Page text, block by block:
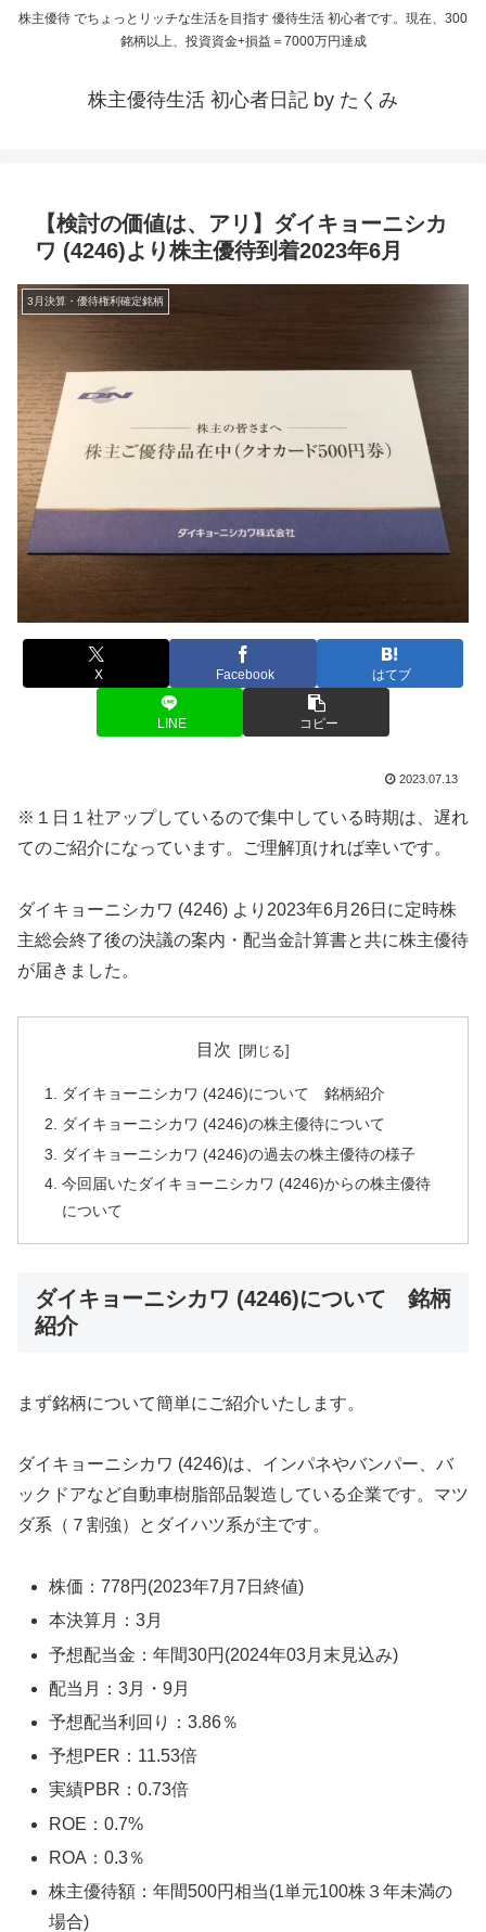
株主優待 でちょっとリッチな生活を目指す 優待生活 初心者です。現在、300
銘柄以上、投資資金+損益＝7000万円達成
株主優待生活 初心者日記 by たくみ
【検討の価値は、アリ】ダイキョーニシカ
ワ (4246)より株主優待到着2023年6月
3月決算・優待権利確定銘柄
X Facebook はてブ
LINE コピー
2023.07.13
※１日１社アップしているので集中している時期は、遅れ
てのご紹介になっています。ご理解頂ければ幸いです。
ダイキョーニシカワ (4246) より2023年6月26日に定時株
主総会終了後の決議の案内・配当金計算書と共に株主優待
が届きました。
目次
ダイキョーニシカワ (4246)について 銘柄紹介
ダイキョーニシカワ (4246)の株主優待について
ダイキョーニシカワ (4246)の過去の株主優待の様子
今回届いたダイキョーニシカワ (4246)からの株主優待
について
ダイキョーニシカワ (4246)について 銘柄
紹介
まず銘柄について簡単にご紹介いたします。
ダイキョーニシカワ (4246)は、インパネやバンパー、バ
ックドアなど自動車樹脂部品製造している企業です。マツ
ダ系（７割強）とダイハツ系が主です。
株価：778円(2023年7月7日終値)
本決算月：3月
予想配当金：年間30円(2024年03月末見込み)
配当月：3月・9月
予想配当利回り：3.86％
予想PER：11.53倍
実績PBR：0.73倍
ROE：0.7%
ROA：0.3％
株主優待額：年間500円相当(1単元100株３年未満の
場合)